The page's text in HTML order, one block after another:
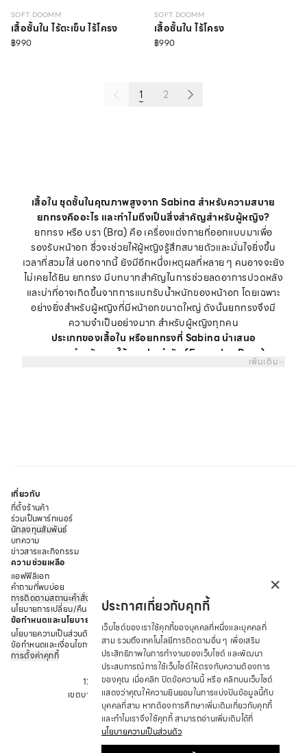
SOFT DOOMM
เสื้อชั้นใน ไร้ตะเข็บ ไร้โครง
฿990
SOFT DOOMM
เสื้อชั้นใน ไร้โครง
฿990
1 2
เสื้อใน ชุดชั้นในคุณภาพสูงจาก Sabina สำหรับความสบาย
ยกทรงคืออะไร และทำไมถึงเป็นสิ่งสำคัญสำหรับผู้หญิง?
ยกทรง หรือ บรา (Bra) คือ เครื่องแต่งกายที่ออกแบบมาเพื่อ
รองรับหน้าอก ซึ่วจะช่วยให้ผู้หญิงรู้สึกสบายตัวและมั่นใจยิ่งขึ้น
เวลาที่สวมใส่ นอกจากนี้ ยังมีอีกหนึ่งเหตุผลที่หลาย ๆ คนอาจจะยัง
ไม่เคยได้ยิน ยกทรง มีบทบาทสำคัญในการช่วยลดอาการปวดหลัง
และบ่าที่อาจเกิดขึ้นจากการแบกรับน้ำหนักของหน้าอก โดยเฉพาะ
อย่างยิ่งสำหรับผู้หญิงที่มีหน้าอกขนาดใหญ่ ดังนั้นยกทรงจึงมี
ความจำเป็นอย่างมาก สำหรับผู้หญิงทุกคน
ประเภทของเสื้อใน หรือยกทรงที่ Sabina นำเสนอ
ยกทรงสำหรับการใช้งานประจำวัน (Everyday Bras)
ยกทรงสำหรับการใช้งานประจำวัน ถูกออกแบบมาเพื่อความสบาย
ยกทรงสปอร์ต (Sports Bras) สำหรับการออกกำลังกาย
ยกทรงสปอร์ต เป็นสิ่งสำคัญสำหรับผู้หญิงที่ชื่นชอบการออกกำลัง
กาย เพราะมีความกระชับ และช่วยลดการเคลื่อนไหวของหน้าอก
ขณะออกกำลังกาย ซึ่งอาจทำให้เกิดอาการเจ็บปวด ไม่สบายตัว
ยกทรงเสริมทรง (Push-up Bras) เพื่อเพิ่มความมั่นใจ
ยกทรงเสริมทรง เป็นตัวเลือกที่ผู้หญิงให้ความนิยม โดยเฉพาะผู้
หญิงที่ต้องการเพิ่มความมั่นใจให้กับรูปร่างของตนเอง โดยยกทรง
ชนิดนี้ จะช่วยยกกระชับและเพิ่มขนาดหน้าอก ทำให้หน้าอกดูอวบอิ่ม
และสวยงามยิ่งขึ้น
ยกทรงไร้ตะเข็บ (Seamless Bras) สำหรับความสบายสุดๆ
ยกทรงไร้ตะเข็บ ทางเลือกสำหรับผู้หญิงที่ต้องการความสบายใน
การสวมใส่ เพราะผลิตจากผ้าเนื้อนุ่มพิเศษ ไม่มีตะเข็บรอยต่อ ทำให้
ไม่ระคายเคืองผิว เหมาะสำหรับใส่กับเสื้อผ้าที่ต้องแนบเนื้อ เพราะจะ
ไม่เห็นรอยตะเข็บของยกทรง
วิธีการเลือกยกทรงที่เหมาะสมกับรูปร่างและความต้องการ
หลักการง่ายๆ ในการเลือกยกทรงที่ใช่หลักการง่ายๆ ในการ
เพิ่มเติม
เกี่ยวกับ
ที่ตั้งร้านค้า
ร่วมเป็นพาร์ทเนอร์
นักลงทุนสัมพันธ์
บทความ
ข่าวสารและกิจกรรม
ความช่วยเหลือ
แอฟฟิลิเอท
คำถามที่พบบ่อย
การติดตามสถานะคำสั่งซื้อ
นโยบายการเปลี่ยน/คืนสินค้า
ข้อกำหนดและนโยบาย
นโยบายความเป็นส่วนตัว
ข้อกำหนดและเงื่อนไขการให้บริการ
การตั้งค่าคุกกี้
บริษัท ซาบีน่า ฟาร์อีสท์ จำกัด
12 ถนนอรุณอมรินทร์ แขวงอรุณอมรินทร์
เขตบางกอกน้อย จังหวัด กรุงเทพมหานคร 10700
โทร : +66 2 422 9430
อีเมล: CRM@SABINA.CO.TH
×
ประกาศเกี่ยวกับคุกกี้
เว็บไซต์ของเราใช้คุกกี้ของบุคคลที่หนึ่งและบุคคลที่
สาม รวมถึงเทคโนโลยีการติดตามอื่น ๆ เพื่อเสริม
ประสิทธิภาพในการทำงานของเว็บไซต์ และพัฒนา
ประสบการณ์การใช้เว็บไซต์ให้ตรงกับความต้องการ
ของคุณ เมื่อคลิก ปิดข้อความนี้ หรือ คลิกบนเว็บไซต์
แสดงว่าคุณให้ความยินยอมในการแบ่งปันข้อมูลนี้กับ
บุคคลที่สาม หากต้องการศึกษาเพิ่มเติมเกี่ยวกับคุกกี้
และทำไมเราจึงใช้คุกกี้ สามารถอ่านเพิ่มเติมได้ที่
นโยบายความเป็นส่วนตัว